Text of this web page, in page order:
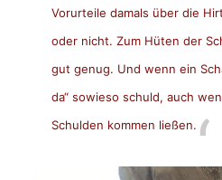
Vorurteile damals über die
oder nicht. Zum Hüten der
gut genug. Und wenn ein
da“ sowieso schuld, auch
Schulden kommen ließen.